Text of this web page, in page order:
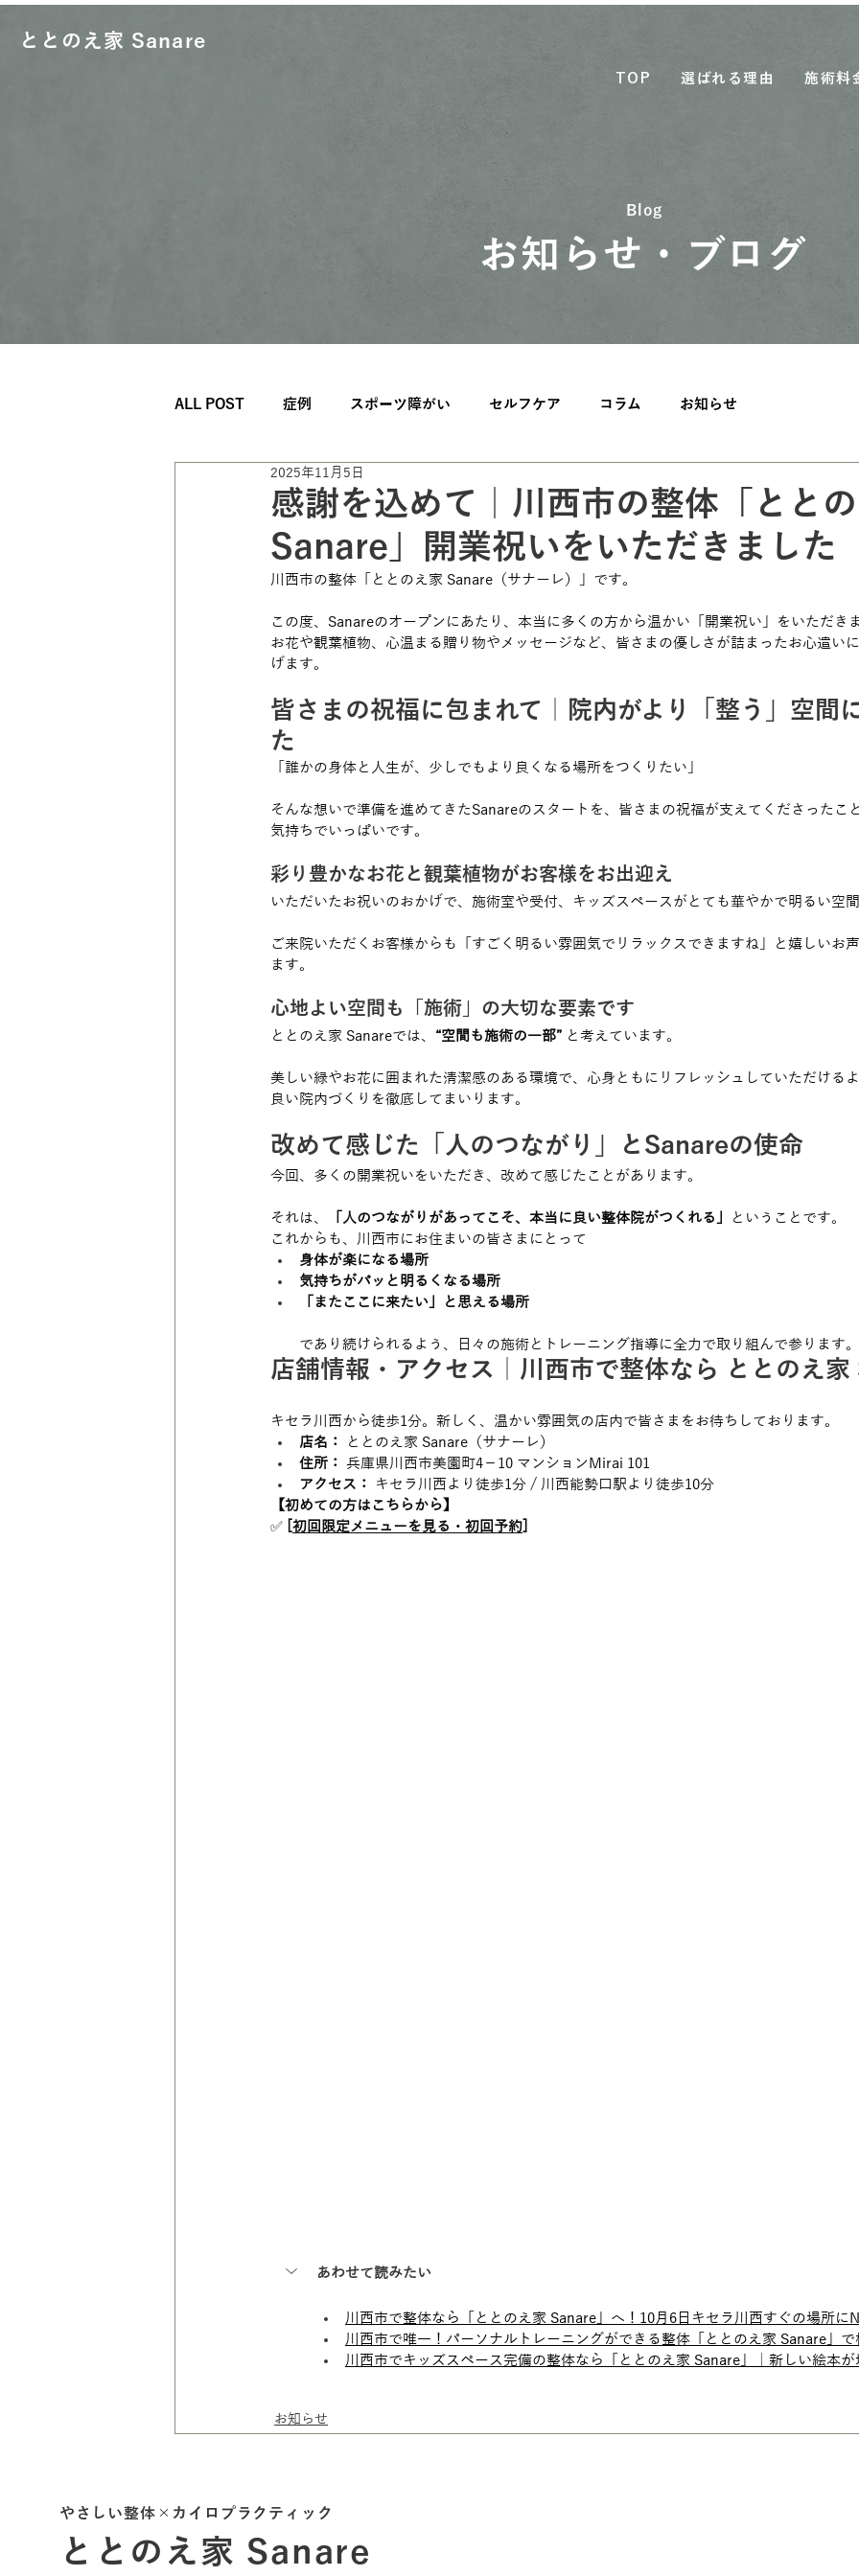
ととのえ家 Sanare
TOP 選ばれる理由 施術料
Blog
お知らせ・ブログ
ALL POST 症例 スポーツ障がい セルフケア コラム お知らせ
感謝を込めて｜川西市の整体「とと
Sanare」開業祝いをいただきました
2025年11月5日
川西市の整体「ととのえ家 Sanare（サナーレ）」です。
この度、Sanareのオープンにあたり、本当に多くの方から温かい「開業祝い」をいただき
お花や観葉植物、心温まる贈り物やメッセージなど、皆さまの優しさが詰まったお心遣い
げます。
皆さまの祝福に包まれて｜院内がより「整う」空間
た
「誰かの身体と人生が、少しでもより良くなる場所をつくりたい」
そんな想いで準備を進めてきたSanareのスタートを、皆さまの祝福が支えてくださったこ
気持ちでいっぱいです。
彩り豊かなお花と観葉植物がお客様をお出迎え
いただいたお祝いのおかげで、施術室や受付、キッズスペースがとても華やかで明るい空間
ご来院いただくお客様からも「すごく明るい雰囲気でリラックスできますね」と嬉しいお
ます。
心地よい空間も「施術」の大切な要素です
ととのえ家 Sanareでは、 “空間も施術の一部” と考えています。
美しい緑やお花に囲まれた清潔感のある環境で、心身ともにリフレッシュしていただける
良い院内づくりを徹底してまいります。
改めて感じた「人のつながり」とSanareの使命
今回、多くの開業祝いをいただき、改めて感じたことがあります。
それは、 「人のつながりがあってこそ、本当に良い整体院がつくれる」
ということです。
これからも、川西市にお住まいの皆さまにとって
身体が楽になる場所
気持ちがパッと明るくなる場所
「またここに来たい」と思える場所
であり続けられるよう、日々の施術とトレーニング指導に全力で取り組んで参ります。
店舗情報・アクセス｜川西市で整体なら ととのえ
キセラ川西から徒歩1分。新しく、温かい雰囲気の店内で皆さまをお待ちしております。
店名：
ととのえ家 Sanare（サナーレ）
住所：
兵庫県川西市美園町4－10 マンションMirai 101
アクセス：
キセラ川西より徒歩1分 / 川西能勢口駅より徒歩10分
【初めての方はこちらから】
✅
初回限定メニューを見る・初回予約
あわせて読みたい
川西市で整体なら「ととのえ家 Sanare」へ！10月6日キセラ川西すぐの場所に
川西市で唯一！パーソナルトレーニングができる整体「ととのえ家 Sanare」で
川西市でキッズスペース完備の整体なら「ととのえ家 Sanare」｜新しい絵本が
お知らせ
やさしい整体×カイロプラクティック
ととのえ家 Sanare